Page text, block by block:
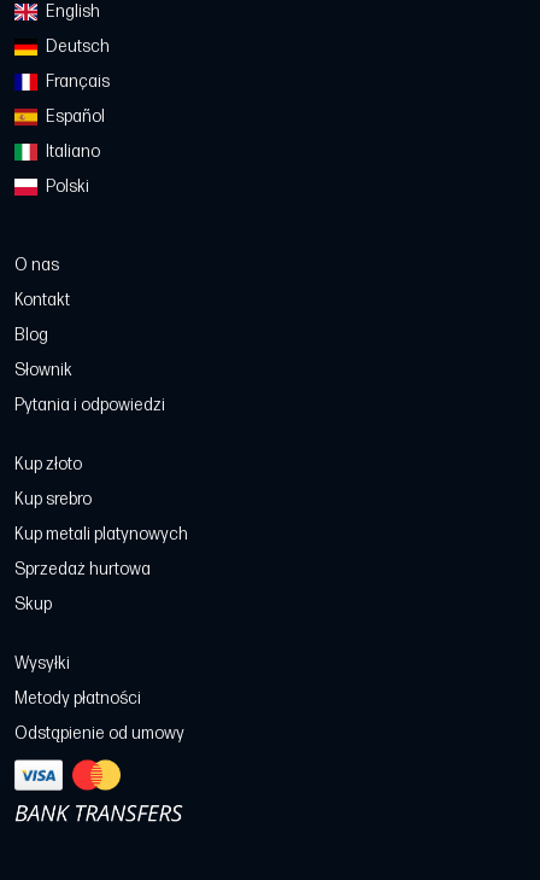
English
Deutsch
Français
Español
Italiano
Polski
O nas
Kontakt
Blog
Słownik
Pytania i odpowiedzi
Kup złoto
Kup srebro
Kup metali platynowych
Sprzedaż hurtowa
Skup
Wysyłki
Metody płatności
Odstąpienie od umowy